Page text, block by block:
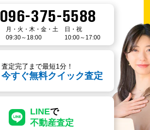
096-375-5588
月・火・木・金・土
09:30～18:00
日・祝
10:00～17:00
査定完了まで最短1分！
今すぐ無料クイック査定
LINEで
不動産査定